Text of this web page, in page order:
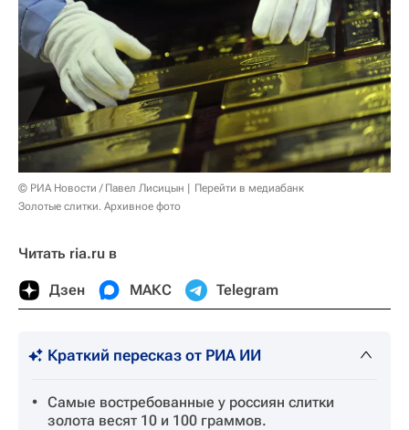
© РИА Новости / Павел Лисицын
Перейти в медиабанк
Золотые слитки. Архивное фото
Читать ria.ru в
Дзен МАКС Telegram
Краткий пересказ от РИА ИИ
Самые востребованные у россиян слитки
золота весят 10 и 100 граммов.